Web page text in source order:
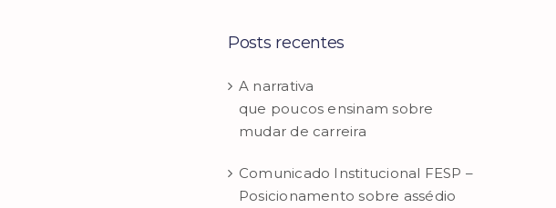
Posts recentes
A narrativa
que poucos ensinam sobre
mudar de carreira
Comunicado Institucional FESP –
Posicionamento sobre assédio